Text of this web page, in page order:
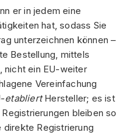
er in jedem eine
hat, sodass Sie
unterzeichnen können –
Bestellung, mittels
nicht ein EU-weiter
Vereinfachung
etabliertHersteller; es ist
bleiben so
direkte Registrierung